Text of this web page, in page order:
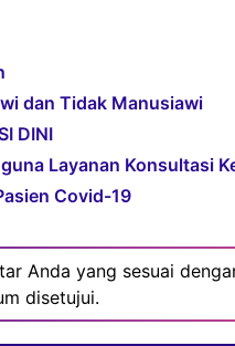
dan Tidak Manusiawi
DINI
Layanan Konsultasi
Covid-19
Anda yang sesuai
disetujui.